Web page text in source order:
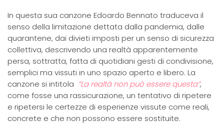
In questa sua canzone Edoardo Bennato traduceva il
senso della limitazione dettata dalla pandemia, dalle
quarantene, dai divieti imposti per un senso di sicurezza
collettiva, descrivendo una realtà apparentemente
persa, sottratta, fatta di quotidiani gesti di condivisione,
semplici ma vissuti in uno spazio aperto e libero. La
canzone si intitola “La realtà non può essere questa”,
come fosse una rassicurazione, un tentativo di ripetere
e ripetersi le certezze di esperienze vissute come reali,
concrete e che non possono essere sostituite.